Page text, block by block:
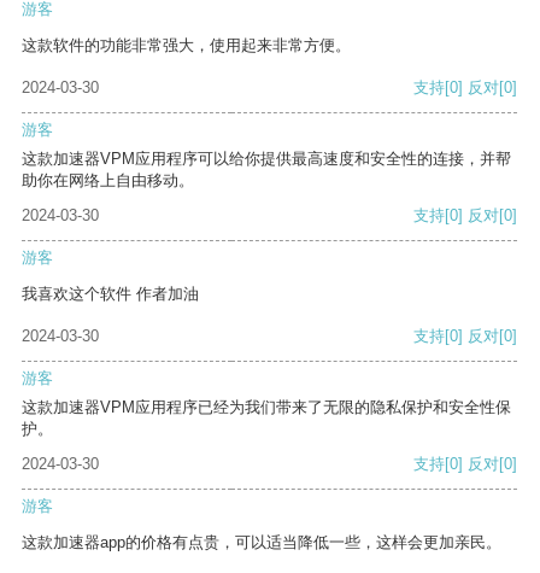
游客
这款软件的功能非常强大，使用起来非常方便。
2024-03-30 支持[0] 反对[0]
游客
这款加速器VPM应用程序可以给你提供最高速度和安全性的连接，并帮
助你在网络上自由移动。
2024-03-30
支持[0] 反对[0]
游客
我喜欢这个软件 作者加油
2024-03-30 支持[0] 反对[0]
游客
这款加速器VPM应用程序已经为我们带来了无限的隐私保护和安全性保
护。
2024-03-30
支持[0] 反对[0]
游客
这款加速器app的价格有点贵，可以适当降低一些，这样会更加亲民。